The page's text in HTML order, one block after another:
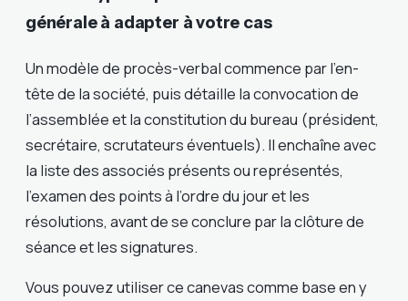
générale à adapter à votre cas
Un modèle de procès-verbal commence par l’en-
tête de la société, puis détaille la convocation de
l’assemblée et la constitution du bureau (président,
secrétaire, scrutateurs éventuels). Il enchaîne avec
la liste des associés présents ou représentés,
l’examen des points à l’ordre du jour et les
résolutions, avant de se conclure par la clôture de
séance et les signatures.
Vous pouvez utiliser ce canevas comme base en y